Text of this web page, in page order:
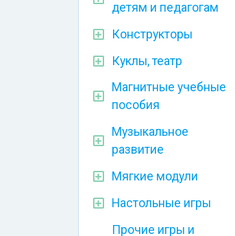
детям и педагогам
Конструкторы
Куклы, театр
Магнитные учебные
пособия
Музыкальное
развитие
Мягкие модули
Настольные игры
Прочие игры и